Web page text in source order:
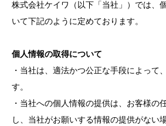
株式会社ケイワ（以下「当社」）では、
いて下記のように定めております。
個人情報の取得について
・当社は、適法かつ公正な手段によって
す。
・当社への個人情報の提供は、お客様の
し、当社がお願いする情報の提供がない